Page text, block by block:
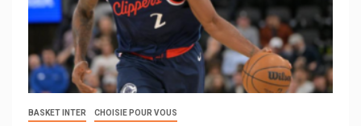
BASKET INTER CHOISIE POUR VOUS